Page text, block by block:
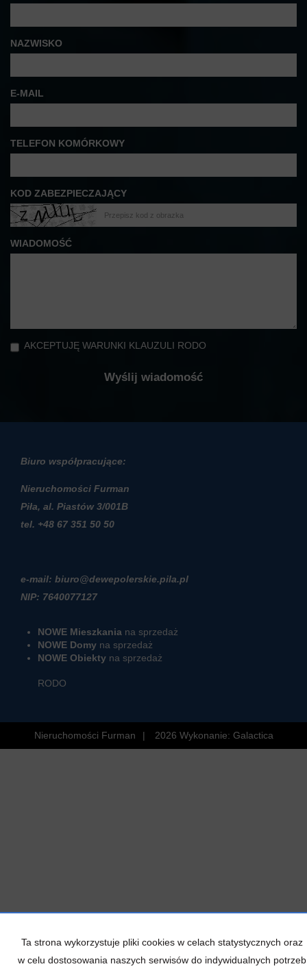
NAZWISKO
E-MAIL
TELEFON KOMÓRKOWY
KOD ZABEZPIECZAJĄCY
WIADOMOŚĆ
AKCEPTUJĘ WARUNKI KLAUZULI RODO
Biuro współpracujące:
Nieruchomości Furman
Piła, al. Piastów 3/001B
tel. +48 67 351 50 50
e-mail: biuro@dewepolerskie.pila.pl
NIP: 7640077127
NOWE Mieszkania na sprzedaż
NOWE Domy na sprzedaż
NOWE Obiekty na sprzedaż
RODO
Nieruchomości Furman 2026 Wykonanie: Galactica
Ta strona wykorzystuje pliki cookies w celach statystycznych oraz
w celu dostosowania naszych serwisów do indywidualnych potrzeb